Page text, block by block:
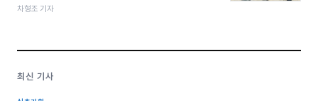
차형조 기자
최신 기사